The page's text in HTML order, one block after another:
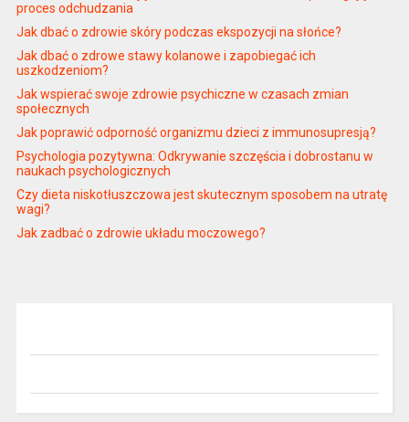
proces odchudzania
Jak dbać o zdrowie skóry podczas ekspozycji na słońce?
Jak dbać o zdrowe stawy kolanowe i zapobiegać ich
uszkodzeniom?
Jak wspierać swoje zdrowie psychiczne w czasach zmian
społecznych
Jak poprawić odporność organizmu dzieci z immunosupresją?
Psychologia pozytywna: Odkrywanie szczęścia i dobrostanu w
naukach psychologicznych
Czy dieta niskotłuszczowa jest skutecznym sposobem na utratę
wagi?
Jak zadbać o zdrowie układu moczowego?